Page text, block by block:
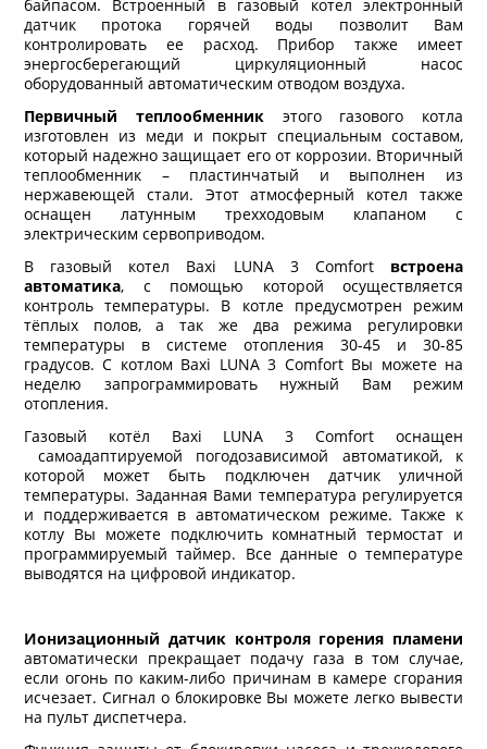
байпасом. Встроенный в газовый котел электронный
датчик протока горячей воды позволит Вам
контролировать ее расход. Прибор также имеет
энергосберегающий циркуляционный насос
оборудованный автоматическим отводом воздуха.
Первичный теплообменникэтого газового котла
изготовлен из меди и покрыт специальным составом,
который надежно защищает его от коррозии. Вторичный
теплообменник – пластинчатый и выполнен из
нержавеющей стали. Этот атмосферный котел также
оснащен латунным трехходовым клапаном с
электрическим сервоприводом.
В газовый котел Baxi LUNA 3 Comfort встроена
автоматика, с помощью которой осуществляется
контроль температуры. В котле предусмотрен режим
тёплых полов, а так же два режима регулировки
температуры в системе отопления 30-45 и 30-85
градусов. C котлом Baxi LUNA 3 Comfort Вы можете на
неделю запрограммировать нужный Вам режим
отопления.
Газовый котёл Baxi LUNA 3 Comfort оснащен
самоадаптируемой погодозависимой автоматикой, к
которой может быть подключен датчик уличной
температуры. Заданная Вами температура регулируется
и поддерживается в автоматическом режиме. Также к
котлу Вы можете подключить комнатный термостат и
программируемый таймер. Все данные о температуре
выводятся на цифровой индикатор.
Ионизационный датчик контроля горения пламени
автоматически прекращает подачу газа в том случае,
если огонь по каким-либо причинам в камере сгорания
исчезает. Сигнал о блокировке Вы можете легко вывести
на пульт диспетчера.